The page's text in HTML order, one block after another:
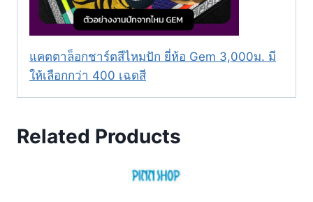
แคตตาล็อกชาร์ตสีไหมปัก ยี่ห้อ Gem 3,000ม. มี
ให้เลือกกว่า 400 เฉดสี
Related Products